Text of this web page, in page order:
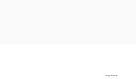
-----